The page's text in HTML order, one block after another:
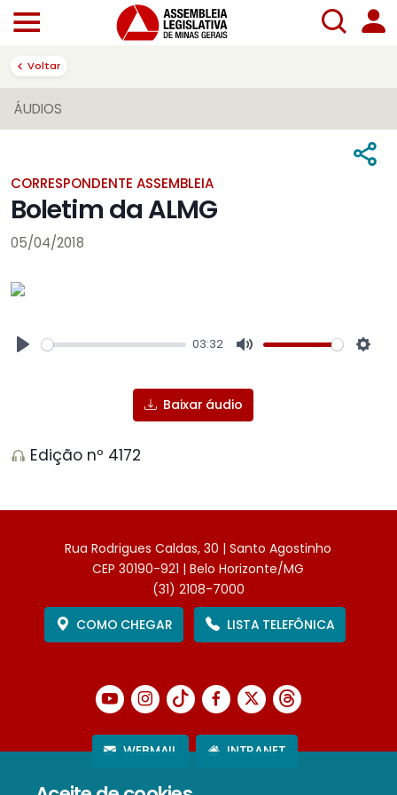
Voltar
ÁUDIOS
CORRESPONDENTE ASSEMBLEIA
Boletim da ALMG
05/04/2018
03:32
Baixar áudio
Edição nº 4172
Rua Rodrigues Caldas, 30 | Santo Agostinho
CEP 30190-921 | Belo Horizonte/MG
(31) 2108-7000
COMO CHEGAR
LISTA TELEFÔNICA
WEBMAIL INTRANET